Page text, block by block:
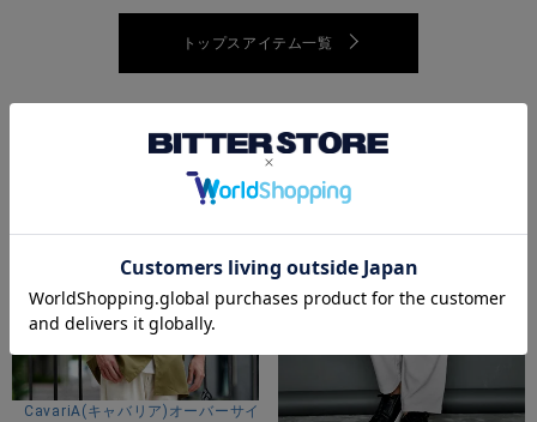
アイテムガイド
伸縮性-あり 透け感-O.WHTのみ若干あり 生地の厚み-普通 裏
※当店スタッフの個人的な感想になります。お客様により、感
トップスアイテム一覧
あなたにおすすめの商品
CavariA(キャバリア)オーバーサイズドルマンシャツ/全4色